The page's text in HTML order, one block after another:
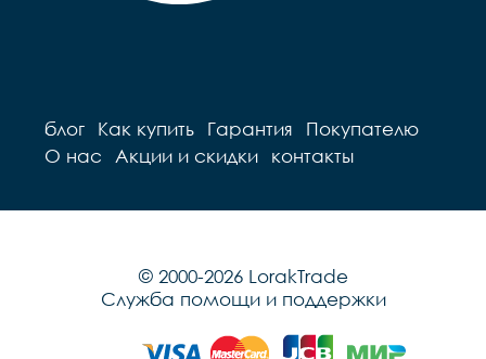
блог Как купить Гарантия
Покупателю
О нас
Акции и скидки контакты
© 2000-2026 LorakTrade
Служба помощи и поддержки